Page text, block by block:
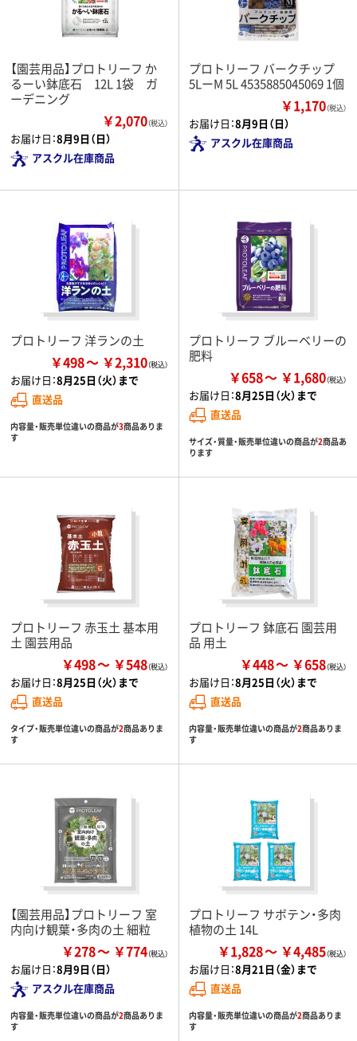
【園芸用品】プロトリーフ か
るーい鉢底石 12L 1袋 ガ
ーデニング
￥2,070（税込）
お届け日：8月9日（日）
アスクル在庫商品
プロトリーフ バークチップ
5LーM 5L 4535885045069 1個
￥1,170（税込）
お届け日：8月9日（日）
アスクル在庫商品
プロトリーフ 洋ランの土
￥498 ￥2,310
お届け日：8月25日（火）まで
直送品
内容量・販売単位違いの商品が3商品ありま
す
プロトリーフ ブルーベリーの
肥料
￥658 ￥1,680
お届け日：8月25日（火）まで
直送品
サイズ・質量・販売単位違いの商品が2商品あ
ります
プロトリーフ 赤玉土 基本用
土 園芸用品
￥498 ￥548
お届け日：8月25日（火）まで
直送品
タイプ・販売単位違いの商品が2商品ありま
す
プロトリーフ 鉢底石 園芸用
品 用土
￥448 ￥658
お届け日：8月25日（火）まで
直送品
内容量・販売単位違いの商品が2商品ありま
す
【園芸用品】プロトリーフ 室
内向け観葉・多肉の土 細粒
￥278 ￥774
お届け日：8月9日（日）
アスクル在庫商品
内容量・販売単位違いの商品が2商品ありま
す
プロトリーフ サボテン・多肉
植物の土 14L
￥1,828 ￥4,485
お届け日：8月21日（金）まで
直送品
内容量・販売単位違いの商品が2商品ありま
す